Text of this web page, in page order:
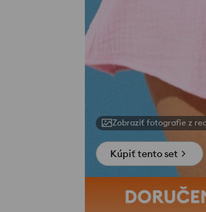
Zobraziť fotografie z
Kúpiť tento set